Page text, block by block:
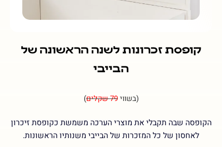
קופסת זכרונות לשנה הראשונה של
הבייבי
(בשווי79 שקלים )
הקופסה שבה תקבלי את מוצרי הערכה משמשת כקופסת זיכרון
לאחסון של כל המזכרות של הבייבי משנותיו הראשונות.